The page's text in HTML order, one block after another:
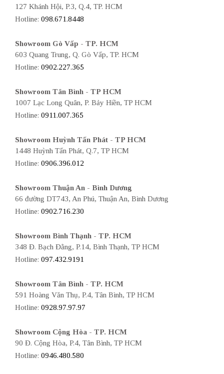
127 Khánh Hội, P.3, Q.4, TP. HCM
Hotline: 098.671.8448
Showroom Gò Vấp - TP. HCM
603 Quang Trung, Q. Gò Vấp, TP. HCM
Hotline: 0902.227.365
Showroom Tân Bình - TP HCM
1007 Lạc Long Quân, P. Bảy Hiền, TP HCM
Hotline: 0911.007.365
Showroom Huỳnh Tấn Phát - TP HCM
1448 Huỳnh Tấn Phát, Q.7, TP HCM
Hotline: 0906.396.012
Showroom Thuận An - Bình Dương
66 đường DT743, An Phú, Thuận An, Bình Dương
Hotline: 0902.716.230
Showroom Bình Thạnh - TP. HCM
348 Đ. Bạch Đằng, P.14, Bình Thạnh, TP HCM
Hotline: 097.432.9191
Showroom Tân Bình - TP. HCM
591 Hoàng Văn Thụ, P.4, Tân Bình, TP HCM
Hotline: 0928.97.97.97
Showroom Cộng Hòa - TP. HCM
90 Đ. Cộng Hòa, P.4, Tân Bình, TP HCM
Hotline: 0946.480.580